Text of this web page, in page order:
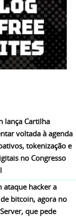
lança Cartilha
voltada à agenda
tokenização e
no Congresso
ataque hacker a
bitcoin, agora no
que pede